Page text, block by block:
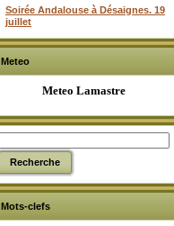
Soirée Andalouse à Désaignes. 19
juillet
Meteo
Meteo Lamastre
Mots-clefs